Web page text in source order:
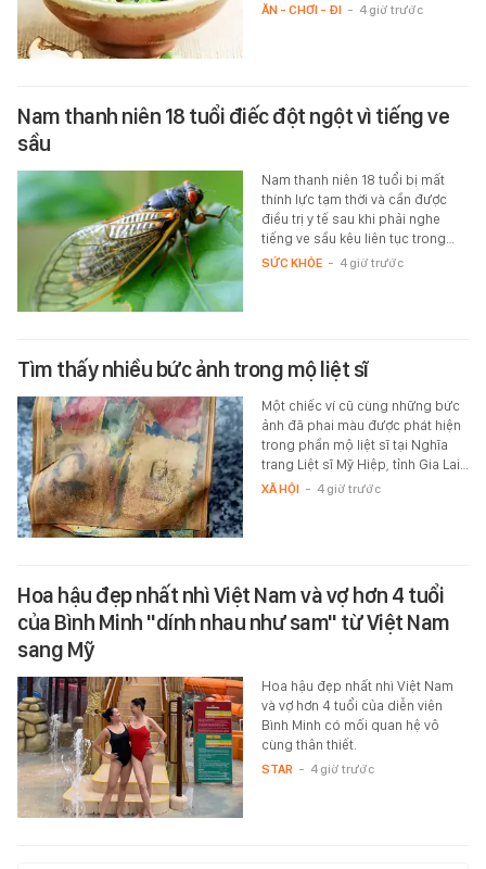
ĂN - CHƠI - ĐI - 4 giờ trước
Nam thanh niên 18 tuổi điếc đột ngột vì tiếng ve
sầu
Nam thanh niên 18 tuổi bị mất
thính lực tạm thời và cần được
điều trị y tế sau khi phải nghe
tiếng ve sầu kêu liên tục trong…
SỨC KHỎE - 4 giờ trước
Tìm thấy nhiều bức ảnh trong mộ liệt sĩ
Một chiếc ví cũ cùng những bức
ảnh đã phai màu được phát hiện
trong phần mộ liệt sĩ tại Nghĩa
trang Liệt sĩ Mỹ Hiệp, tỉnh Gia Lai…
XÃ HỘI - 4 giờ trước
Hoa hậu đẹp nhất nhì Việt Nam và vợ hơn 4 tuổi
của Bình Minh "dính nhau như sam" từ Việt Nam
sang Mỹ
Hoa hậu đẹp nhất nhì Việt Nam
và vợ hơn 4 tuổi của diễn viên
Bình Minh có mối quan hệ vô
cùng thân thiết.
STAR - 4 giờ trước